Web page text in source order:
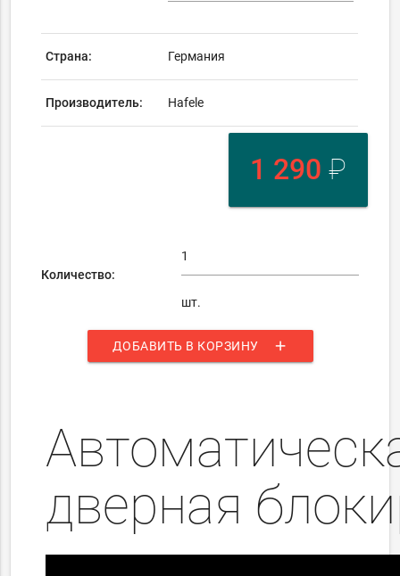
Страна: Германия
Производитель: Hafele
1 290 ₽
Количество:
шт.
ДОБАВИТЬ В КОРЗИНУ add
дверная